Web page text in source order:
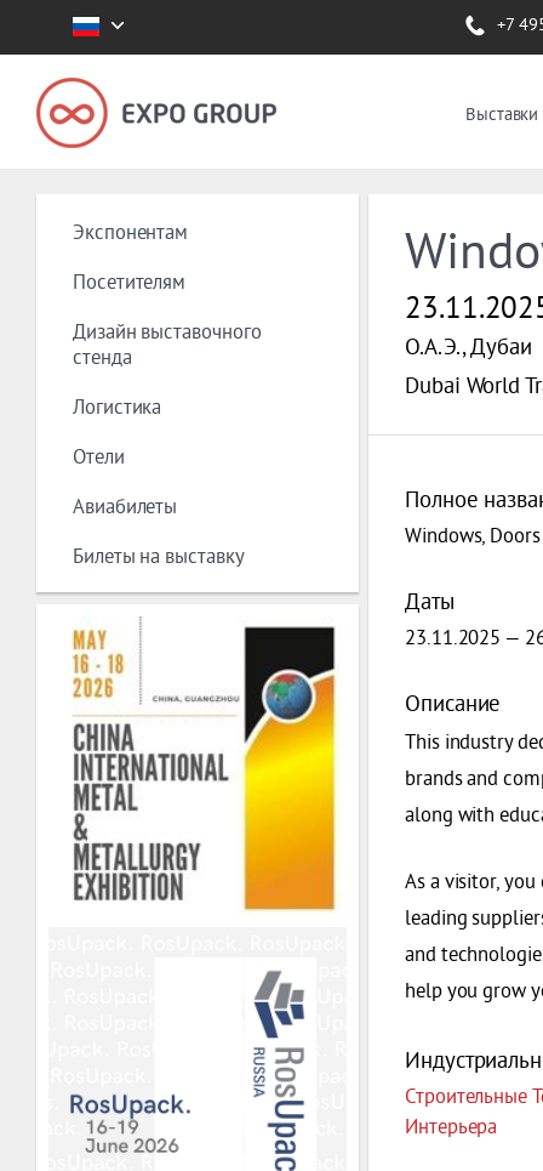
+7
Экспонентам
Посетителям
Дизайн выставочного
стенда
Логистика
Отели
Авиабилеты
Билеты на выставку
О.А.Э., Дубаи
Dubai World
Полное
Windows,
Даты
23.11.2025 —
Описание
This industry
brands and
along with
As a visitor,
leading
and
help you grow
Строительные
Интерьера